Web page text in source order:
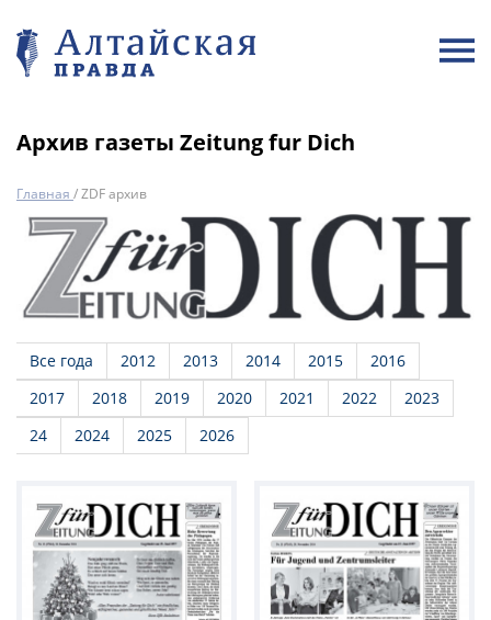
Архив газеты Zeitung fur Dich
Главная /ZDF архив
Все года 2012 2013 2014 2015
2016
2017
2018 2019 2020 2021 2022
2023
24
2024 2025 2026